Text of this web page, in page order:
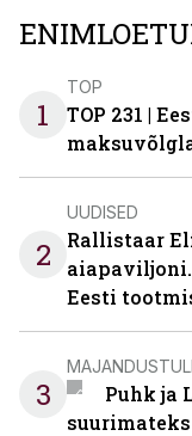
1
TOP
TOP 231 |
2
UUDISED
Rallistaar
aiapaviljoni.
Eesti
3
Puhk ja